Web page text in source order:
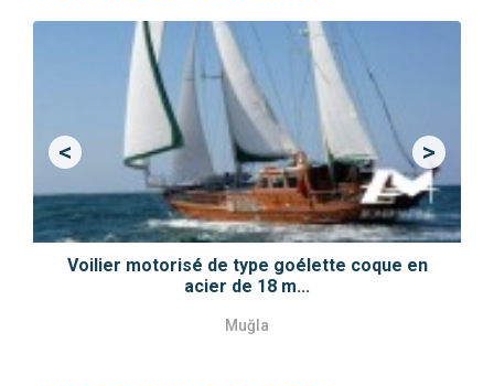
Voilier motorisé de type goélette coque en
acier de 18 m...
Muğla
<Previous >Next